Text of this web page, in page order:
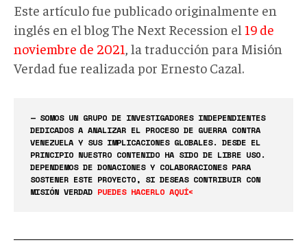
Este artículo fue publicado originalmente en
inglés en el blog The Next Recession el 19 de
noviembre de 2021 , la traducción para Misión
Verdad fue realizada por Ernesto Cazal.
— SOMOS UN GRUPO DE INVESTIGADORES INDEPENDIENTES
DEDICADOS A ANALIZAR EL PROCESO DE GUERRA CONTRA
VENEZUELA Y SUS IMPLICACIONES GLOBALES. DESDE EL
PRINCIPIO NUESTRO CONTENIDO HA SIDO DE LIBRE USO.
DEPENDEMOS DE DONACIONES Y COLABORACIONES PARA
SOSTENER ESTE PROYECTO, SI DESEAS CONTRIBUIR CON
MISIÓN VERDAD PUEDES HACERLO AQUÍ<